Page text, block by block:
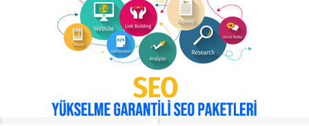
Bursa Hava Durumu
Bursaspor
Ekonomi
Köşe Yazarları
Video Galeri